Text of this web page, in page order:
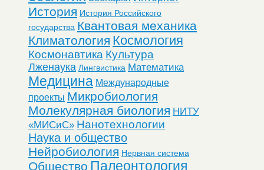
История История Российского
государства Квантовая механика
Климатология Космология
Космонавтика Культура
Лженаука Лингвистика Математика
Медицина Международные
проекты Микробиология
Молекулярная биология НИТУ
«МИСиС» Нанотехнологии
Наука и общество
Нейробиология Нервная система
Общество Палеонтология